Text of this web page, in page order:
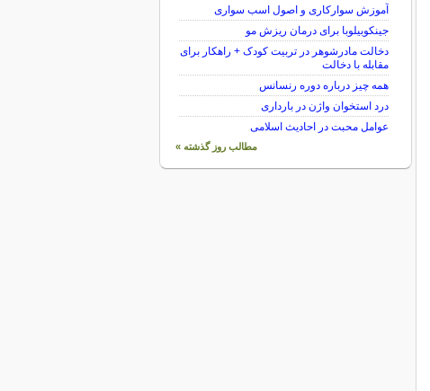
آموزش سوارکاری و اصول اسب سواری
جینکوبیلوبا برای درمان ریزش مو
دخالت مادرشوهر در تربیت کودک + راهکار برای
مقابله با دخالت
همه چیز درباره دوره رنسانس
درد استخوان واژن در بارداری
عوامل محبت در احادیث اسلامى
مطالب روز گذشته »